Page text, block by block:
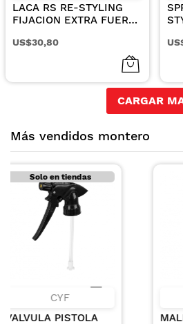
Más vendidos montero
MALLA MEDIANA
LACA RS RE-STYLING
FIJACION EXTRA FUERTE
US$30,80
CARGAR